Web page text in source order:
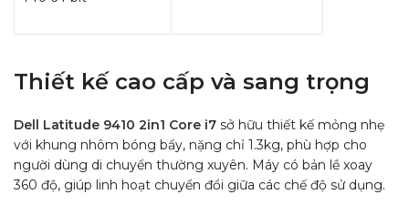
Thiết kế cao cấp và sang trọng
Dell Latitude 9410 2in1 Core i7 sở hữu thiết kế mỏng nhẹ
với khung nhôm bóng bẩy, nặng chỉ 1.3kg, phù hợp cho
người dùng di chuyển thường xuyên. Máy có bản lề xoay
360 độ, giúp linh hoạt chuyển đổi giữa các chế độ sử dụng.